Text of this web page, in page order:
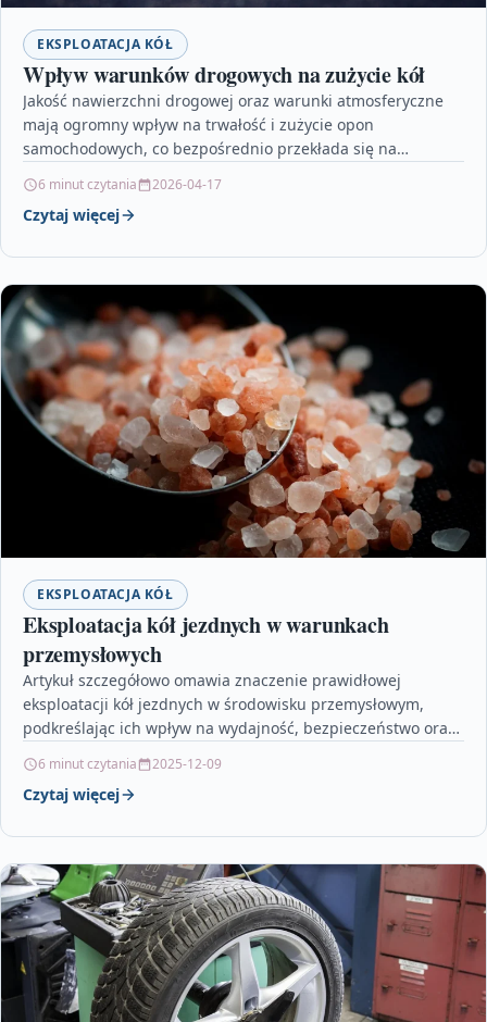
EKSPLOATACJA KÓŁ
Wpływ warunków drogowych na zużycie kół
Jakość nawierzchni drogowej oraz warunki atmosferyczne
mają ogromny wpływ na trwałość i zużycie opon
samochodowych, co bezpośrednio przekłada się na
6 minut czytania 2026-04-17
Czytaj więcej
EKSPLOATACJA KÓŁ
Eksploatacja kół jezdnych w warunkach
przemysłowych
Artykuł szczegółowo omawia znaczenie prawidłowej
eksploatacji kół jezdnych w środowisku przemysłowym,
podkreślając ich wpływ na wydajność, bezpieczeństwo oraz
6 minut czytania 2025-12-09
Czytaj więcej